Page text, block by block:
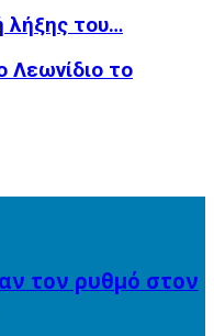
λήξης του…
Λεωνίδιο το
τον ρυθμό στον